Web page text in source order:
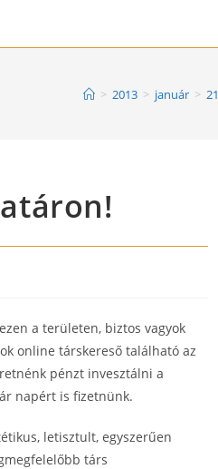
> 2013 > január > 21
a területen, biztos vagyok
online társkereső található az
pénzt invesztálni a
napért is fizetnünk.
letisztult, egyszerűen
társ